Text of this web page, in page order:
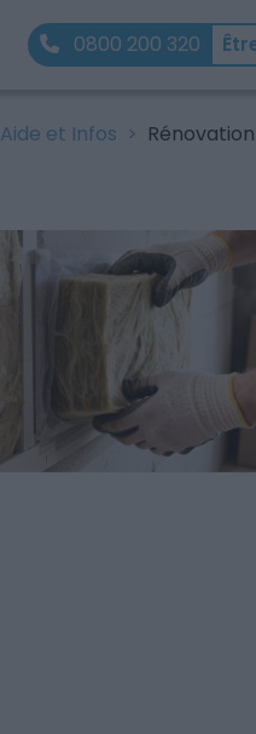
0800 200 320
Aide et Infos